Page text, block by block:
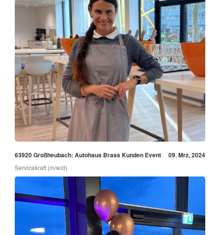
63920 Großheubach: Autohaus Brass Kunden Event 09. Mrz, 2024
Servicekraft (m/w/d)